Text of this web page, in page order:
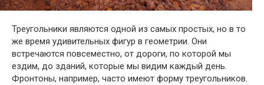
Треугольники являются одной из самых простых, но в то
же время удивительных фигур в геометрии. Они
встречаются повсеместно, от дороги, по которой мы
ездим, до зданий, которые мы видим каждый день.
Фронтоны, например, часто имеют форму треугольников.